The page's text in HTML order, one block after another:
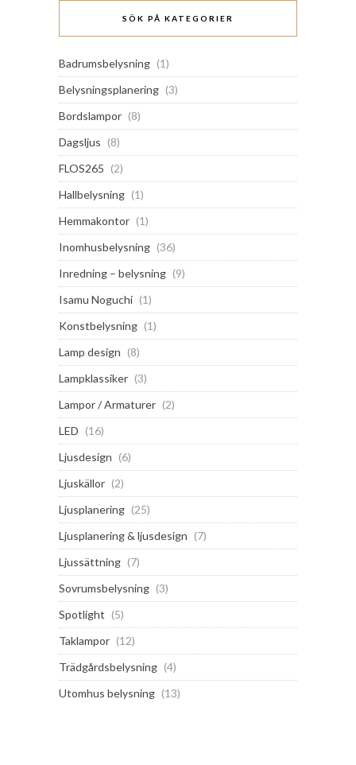
SÖK PÅ KATEGORIER
Badrumsbelysning (1)
Belysningsplanering (3)
Bordslampor (8)
Dagsljus (8)
FLOS265 (2)
Hallbelysning (1)
Hemmakontor (1)
Inomhusbelysning (36)
Inredning – belysning (9)
Isamu Noguchi (1)
Konstbelysning (1)
Lamp design (8)
Lampklassiker (3)
Lampor / Armaturer (2)
LED (16)
Ljusdesign (6)
Ljuskällor (2)
Ljusplanering (25)
Ljusplanering & ljusdesign (7)
Ljussättning (7)
Sovrumsbelysning (3)
Spotlight (5)
Taklampor (12)
Trädgårdsbelysning (4)
Utomhus belysning (13)